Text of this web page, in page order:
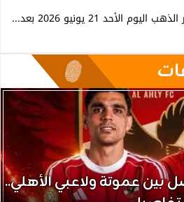
اليوم الأحد 21 يونيو 2026 بعد...
بين عموتة ولاعبي الأهلي..